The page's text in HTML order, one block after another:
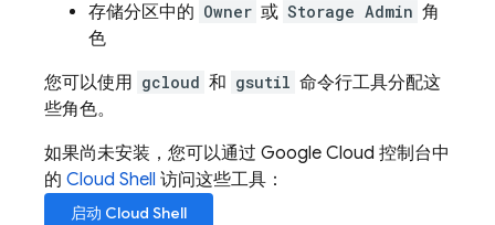
存储分区中的 Owner 或 Storage Admin 角
色
您可以使用 gcloud 和 gsutil 命令行工具分配这
些角色。
如果尚未安装，您可以通过 Google Cloud 控制台中
的 Cloud Shell 访问这些工具：
启动 Cloud Shell